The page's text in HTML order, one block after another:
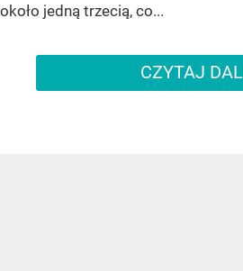
około jedną trzecią, co...
CZYTAJ